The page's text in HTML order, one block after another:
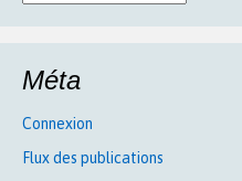
Méta
Connexion
Flux des publications